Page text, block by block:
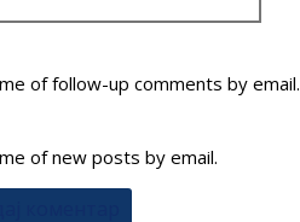
of follow-up comments by email.
of new posts by email.